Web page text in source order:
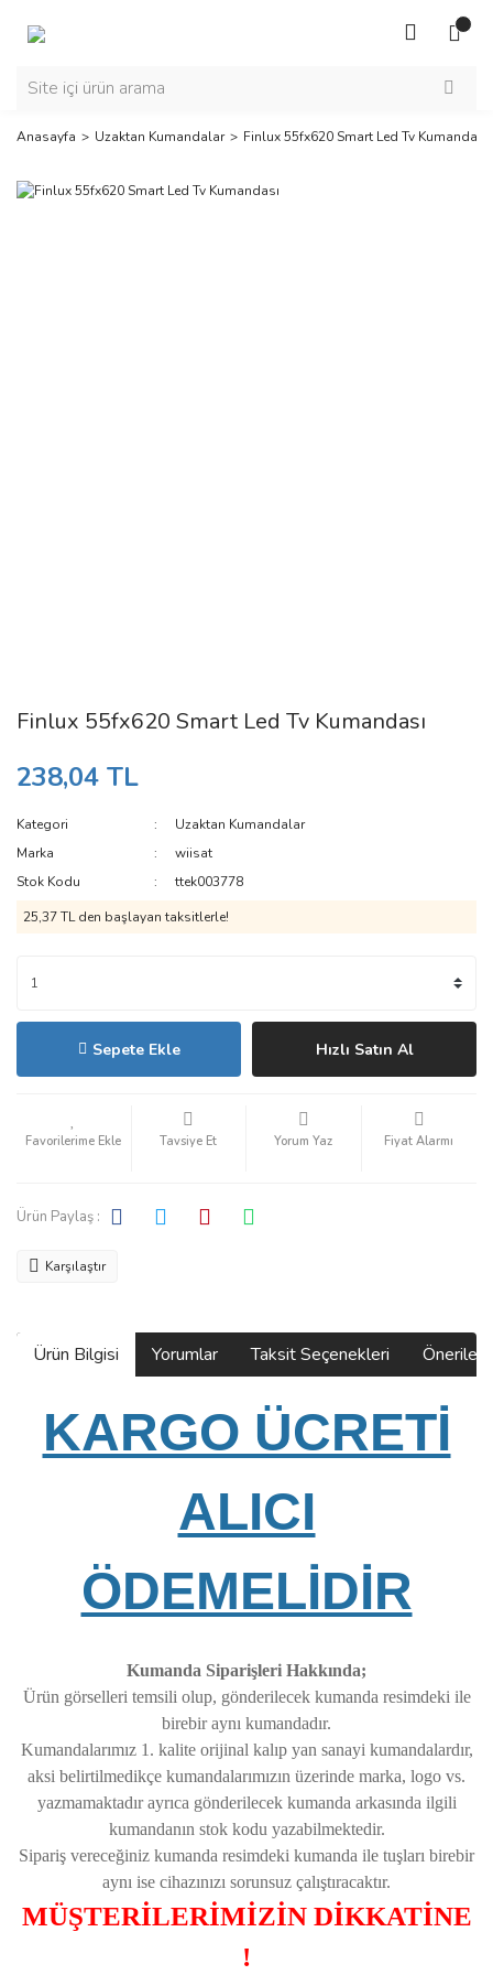
Anasayfa Uzaktan Kumandalar Finlux 55fx620 Smart Led Tv Kumandası
Finlux 55fx620 Smart Led Tv Kumandası
238,04 TL
Kategori
Uzaktan Kumandalar
Marka
wiisat
Stok Kodu
ttek003778
25,37 TL den başlayan taksitlerle!
Sepete Ekle Hızlı Satın Al
Tavsiye Et Yorum Yaz Fiyat Alarmı
Ürün Paylaş :
Karşılaştır
Ürün Bilgisi Yorumlar Taksit Seçenekleri
KARGO ÜCRETİ
ALICI
ÖDEMELİDİR
Kumanda Siparişleri Hakkında;
Ürün görselleri temsili olup, gönderilecek kumanda resimdeki ile
birebir aynı kumandadır.
Kumandalarımız 1. kalite orijinal kalıp yan sanayi kumandalardır,
aksi belirtilmedikçe kumandalarımızın üzerinde marka, logo vs.
yazmamaktadır ayrıca gönderilecek kumanda arkasında ilgili
kumandanın stok kodu yazabilmektedir.
Sipariş vereceğiniz kumanda resimdeki kumanda ile tuşları birebir
aynı ise cihazınızı sorunsuz çalıştıracaktır.
MÜŞTERİLERİMİZİN DİKKATİNE
!